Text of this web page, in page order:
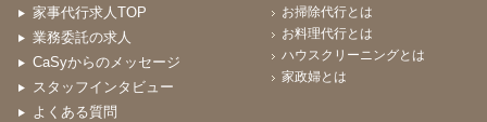
家事代行求人TOP
業務委託の求人
CaSyからのメッセージ
スタッフインタビュー
よくある質問
お掃除代行とは
お料理代行とは
ハウスクリーニングとは
家政婦とは